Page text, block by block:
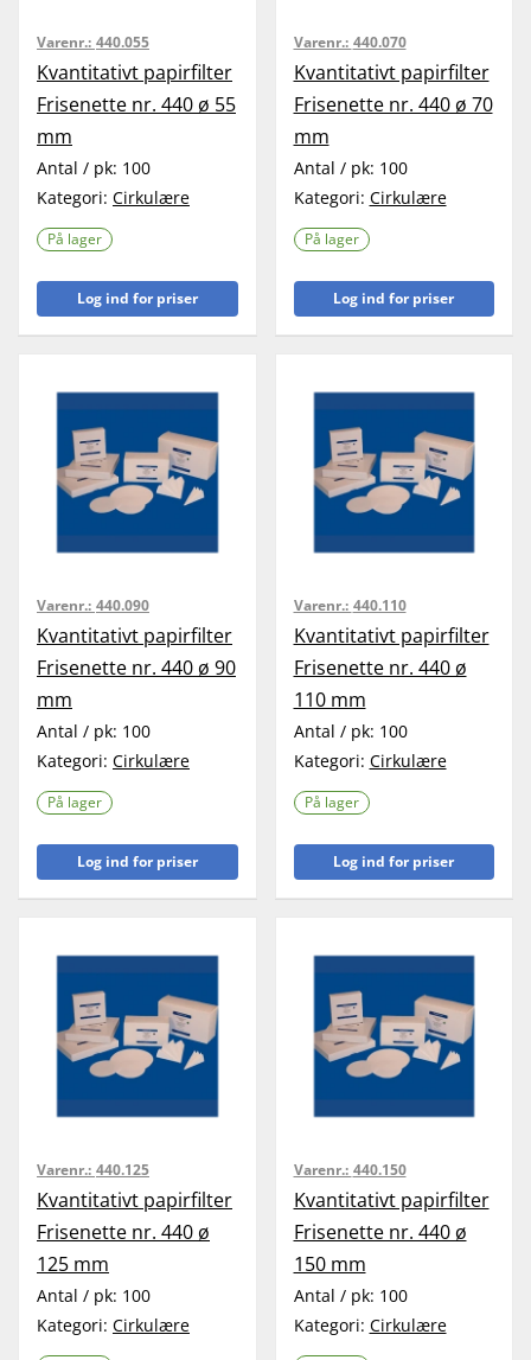
Varenr.: 440.055
Kvantitativt papirfilter
Frisenette nr. 440 ø 55
mm
Antal / pk: 100
Kategori: Cirkulære
På lager
Log ind for priser
Varenr.: 440.070
Kvantitativt papirfilter
Frisenette nr. 440 ø 70
mm
Antal / pk: 100
Kategori: Cirkulære
På lager
Log ind for priser
Varenr.: 440.090
Kvantitativt papirfilter
Frisenette nr. 440 ø 90
mm
Antal / pk: 100
Kategori: Cirkulære
På lager
Log ind for priser
Varenr.: 440.110
Kvantitativt papirfilter
Frisenette nr. 440 ø
110 mm
Antal / pk: 100
Kategori: Cirkulære
På lager
Log ind for priser
Varenr.: 440.125
Kvantitativt papirfilter
Frisenette nr. 440 ø
125 mm
Antal / pk: 100
Kategori: Cirkulære
Varenr.: 440.150
Kvantitativt papirfilter
Frisenette nr. 440 ø
150 mm
Antal / pk: 100
Kategori: Cirkulære